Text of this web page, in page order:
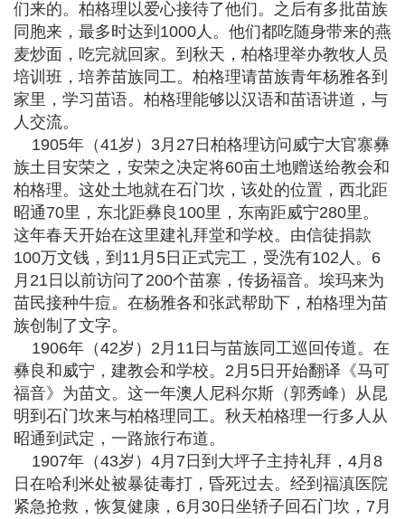
们来的。柏格理以爱心接待了他们。之后有多批苗族
同胞来，最多时达到1000人。他们都吃随身带来的燕
麦炒面，吃完就回家。到秋天，柏格理举办教牧人员
培训班，培养苗族同工。柏格理请苗族青年杨雅各到
家里，学习苗语。柏格理能够以汉语和苗语讲道，与
人交流。
1905年（41岁）3月27日柏格理访问威宁大官寨彝
族土目安荣之，安荣之决定将60亩土地赠送给教会和
柏格理。这处土地就在石门坎，该处的位置，西北距
昭通70里，东北距彝良100里，东南距威宁280里。
这年春天开始在这里建礼拜堂和学校。由信徒捐款
100万文钱，到11月5日正式完工，受洗有102人。6
月21日以前访问了200个苗寨，传扬福音。埃玛来为
苗民接种牛痘。在杨雅各和张武帮助下，柏格理为苗
族创制了文字。
1906年（42岁）2月11日与苗族同工巡回传道。在
彝良和威宁，建教会和学校。2月5日开始翻译《马可
福音》为苗文。这一年澳人尼科尔斯（郭秀峰）从昆
明到石门坎来与柏格理同工。秋天柏格理一行多人从
昭通到武定，一路旅行布道。
1907年（43岁）4月7日到大坪子主持礼拜，4月8
日在哈利米处被暴徒毒打，昏死过去。经到福滇医院
紧急抢救，恢复健康，6月30日坐轿子回石门坎，7月